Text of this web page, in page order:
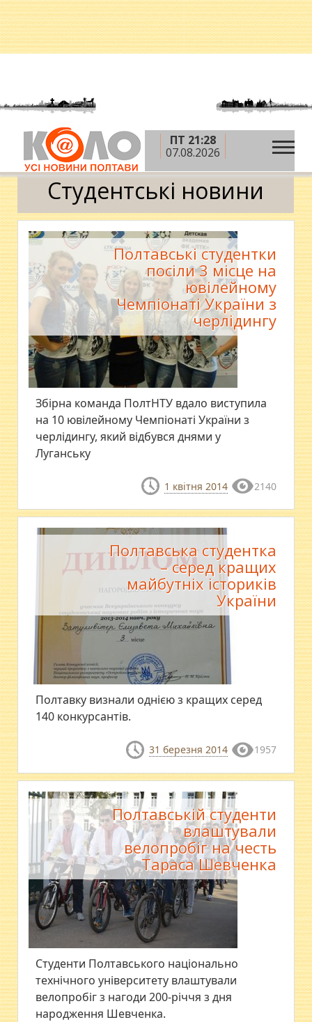
ПТ 21:28
07.08.2026
Головна » Новини » Освіта »Студентські
новини
Студентські новини
Полтавські студентки
посіли 3 місце на
ювілейному
Чемпіонаті України з
черлідингу
Збірна команда ПолтНТУ вдало виступила
на 10 ювілейному Чемпіонаті України з
черлідингу, який відбувся днями у
Луганську
1 квітня 2014 2140
Полтавська студентка
– серед кращих
майбутніх істориків
України
Полтавку визнали однією з кращих серед
140 конкурсантів.
31 березня 2014 1957
Полтавській студенти
влаштували
велопробіг на честь
Тараса Шевченка
Cтуденти Полтавського національно
технічного університету влаштували
велопробіг з нагоди 200-річчя з дня
народження Шевченка.